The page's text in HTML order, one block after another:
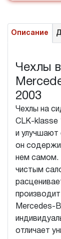
Описание
Чехлы
2003
Чехлы на
CLK-klasse
и
он
нем самом.
чистым
Mercedes-
отличает